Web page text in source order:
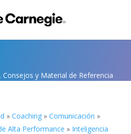
y Material de Referencia
»Coaching »Comunicación »
Alta Performance » Inteligencia